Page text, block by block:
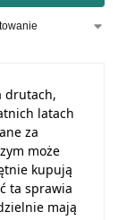
drutach,
latach
za
może
kupują
ta sprawia
mają